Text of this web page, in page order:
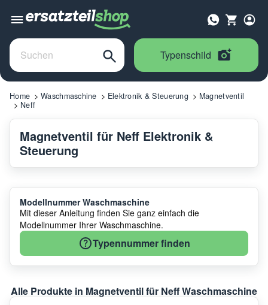
Typenschild
Home Waschmaschine Elektronik & Steuerung
Magnetventil
Neff
Magnetventil für Neff Elektronik &
Steuerung
Modellnummer Waschmaschine
Mit dieser Anleitung finden Sie ganz einfach die
Modellnummer Ihrer Waschmaschine.
Typennummer finden
Alle Produkte in Magnetventil für Neff Waschmaschine